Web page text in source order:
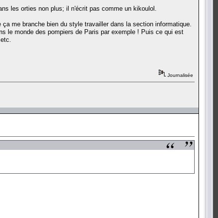
les orties non plus; il n'écrit pas comme un kikoulol.
me branche bien du style travailler dans la section informatique.
le monde des pompiers de Paris par exemple ! Puis ce qui est
Journalisée